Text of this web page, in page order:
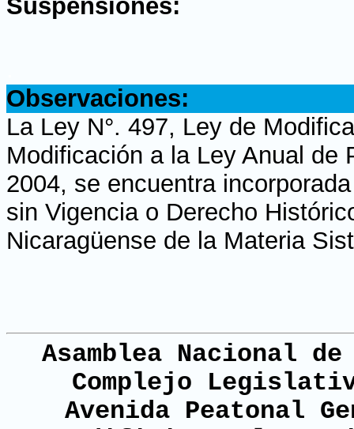
Suspensiones:
Observaciones:
La Ley N°. 497, Ley de
Modificación a la Ley Anual de
2004, se encuentra
sin Vigencia o Derecho
Nicaragüense de la Materia
Asamblea Nacional
Complejo
Avenida Peatonal